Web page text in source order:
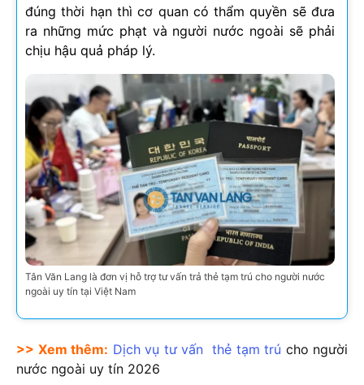
đúng thời hạn thì cơ quan có thẩm quyền sẽ đưa
ra những mức phạt và người nước ngoài sẽ phải
chịu hậu quả pháp lý.
Tân Văn Lang là đơn vị hỗ trợ tư vấn trả thẻ tạm trú cho người nước
ngoài uy tín tại Việt Nam
>> Xem thêm: Dịch vụ tư vấn thẻ tạm trú cho người
nước ngoài uy tín 2026